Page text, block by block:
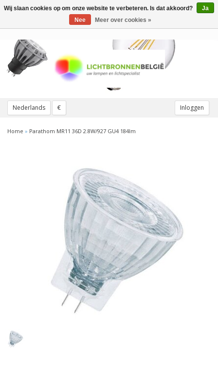
Nederlands € Inloggen
Toggle
Home » Parathom MR11 36D 2.8W/927 GU4 184lm
Wij slaan cookies op om onze website te verbeteren. Is dat akkoord?
Ja
Nee
Meer over cookies »